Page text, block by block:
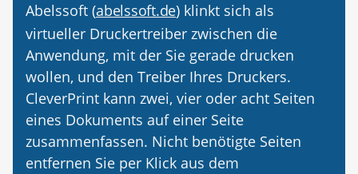
Abelssoft (abelssoft.de) klinkt sich als
virtueller Druckertreiber zwischen die
Anwendung, mit der Sie gerade drucken
wollen, und den Treiber Ihres Druckers.
CleverPrint kann zwei, vier oder acht Seiten
eines Dokuments auf einer Seite
zusammenfassen. Nicht benötigte Seiten
entfernen Sie per Klick aus dem